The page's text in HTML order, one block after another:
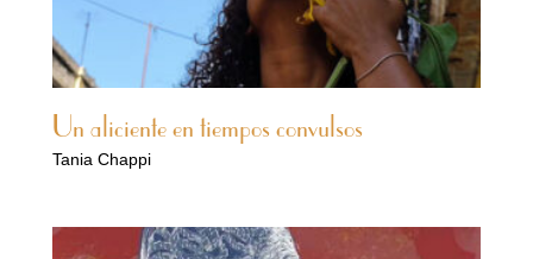
Un aliciente en tiempos convulsos
Tania Chappi